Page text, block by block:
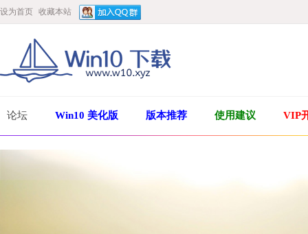
设为首页 收藏本站
论坛 Win10 美化版 版本推荐 使用建议 VIP